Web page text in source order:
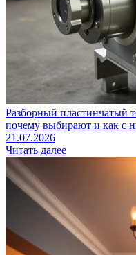
Разборный пластинчатый
почему выбирают и как с
21.07.2026
Читать далее